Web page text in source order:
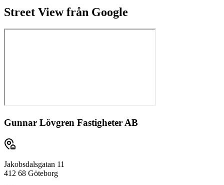
Street View från Google
Gunnar Lövgren Fastigheter AB
Jakobsdalsgatan 11
412 68 Göteborg